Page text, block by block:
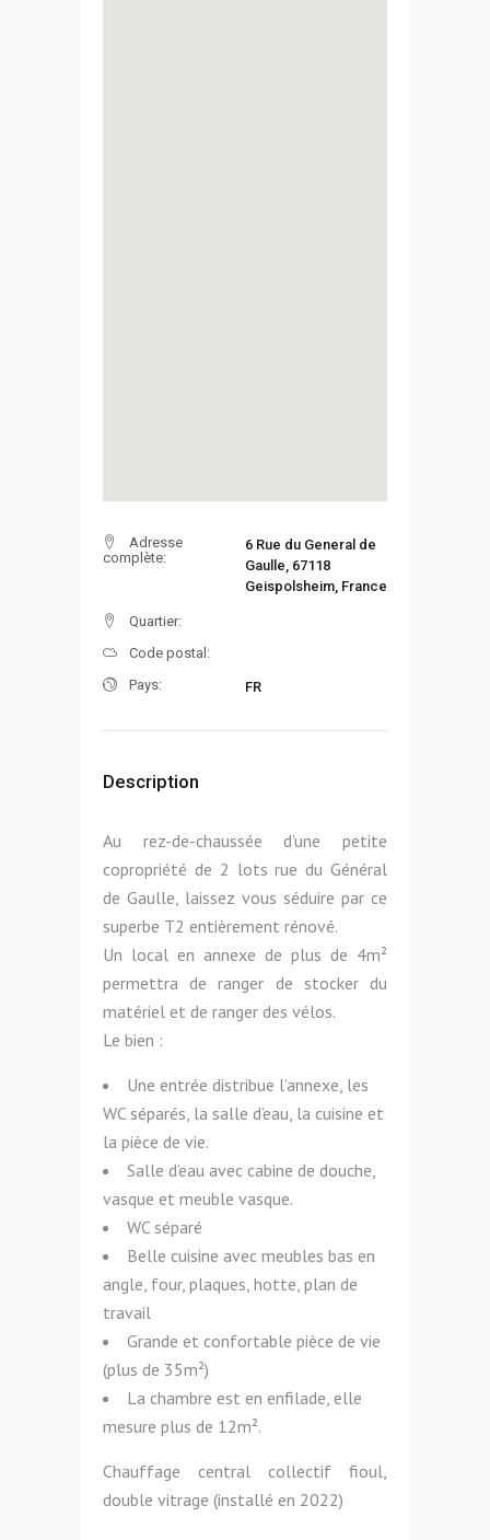
Adresse
complète:
6 Rue du General de
Gaulle, 67118
Geispolsheim, France
Quartier:
Code postal:
Pays:
FR
Description
Au rez-de-chaussée d’une petite
copropriété de 2 lots rue du Général
de Gaulle, laissez vous séduire par ce
superbe T2 entièrement rénové.
Un local en annexe de plus de 4m²
permettra de ranger de stocker du
matériel et de ranger des vélos.
Le bien :
Une entrée distribue l’annexe, les
WC séparés, la salle d’eau, la cuisine et
la pièce de vie.
Salle d’eau avec cabine de douche,
vasque et meuble vasque.
WC séparé
Belle cuisine avec meubles bas en
angle, four, plaques, hotte, plan de
travail
Grande et confortable pièce de vie
(plus de 35m²)
La chambre est en enfilade, elle
mesure plus de 12m².
Chauffage central collectif fioul,
double vitrage (installé en 2022)